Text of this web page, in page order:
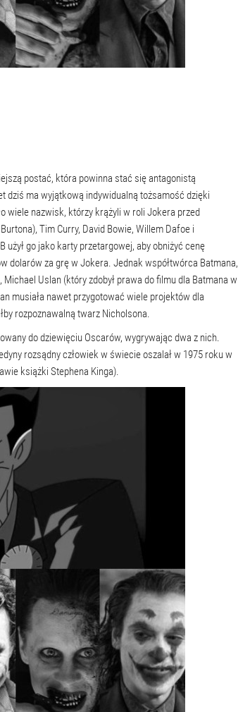
postać, która powinna stać się antagonistą
dziś ma wyjątkową indywidualną tożsamość dzięki
wiele nazwisk, którzy krążyli w roli Jokera przed
Tim Curry, David Bowie, Willem Dafoe i
użył go jako karty przetargowej, aby obniżyć cenę
dolarów za grę w Jokera. Jednak współtwórca Batmana,
Uslan (który zdobył prawa do filmu dla Batmana w
musiała nawet przygotować wiele projektów dla
rozpoznawalną twarz Nicholsona.
do dziewięciu Oscarów, wygrywając dwa z nich.
rozsądny człowiek w świecie oszalał w 1975 roku w
książki Stephena Kinga).